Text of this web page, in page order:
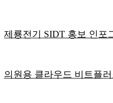
제룡전기 SIDT 홍보 인포
의원용 클라우드 비트플